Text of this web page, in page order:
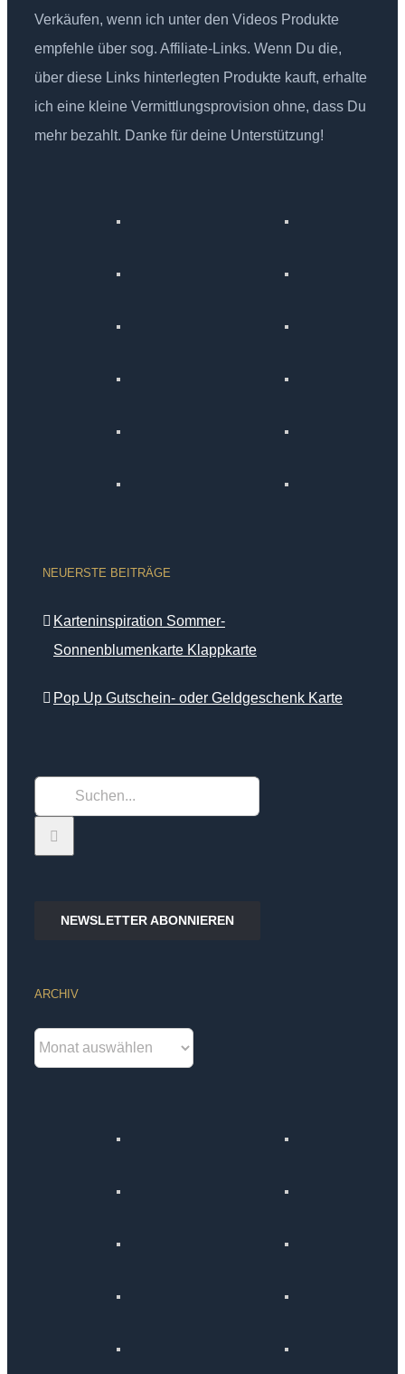
Verkäufen, wenn ich unter den Videos Produkte
empfehle über sog. Affiliate-Links. Wenn Du die,
über diese Links hinterlegten Produkte kauft, erhalte
ich eine kleine Vermittlungsprovision ohne, dass Du
mehr bezahlt. Danke für deine Unterstützung!
NEUERSTE BEITRÄGE
Karteninspiration Sommer-
Sonnenblumenkarte Klappkarte
Pop Up Gutschein- oder Geldgeschenk Karte
nach:
NEWSLETTER ABONNIEREN
ARCHIV
Archiv